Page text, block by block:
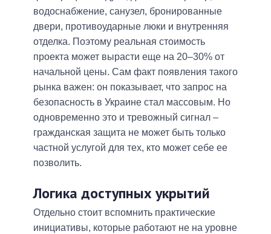
водоснабжение, санузел, бронированные
двери, противоударные люки и внутренняя
отделка. Поэтому реальная стоимость
проекта может вырасти еще на 20–30% от
начальной цены. Сам факт появления такого
рынка важен: он показывает, что запрос на
безопасность в Украине стал массовым. Но
одновременно это и тревожный сигнал –
гражданская защита не может быть только
частной услугой для тех, кто может себе ее
позволить.
Логика доступных укрытий
Отдельно стоит вспомнить практические
инициативы, которые работают не на уровне